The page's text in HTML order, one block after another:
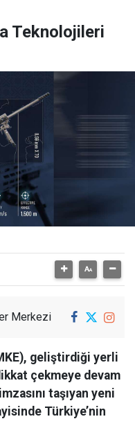
Teknolojileri
Merkezi
geliştirdiği yerli
çekmeye devam
taşıyan yeni
Türkiye’nin